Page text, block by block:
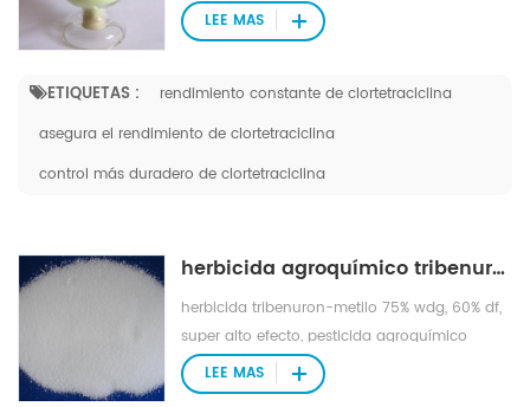
clorotetraciclina en las bacterias gram
positivas y las bacterias gram negativas se
enfermedades del ganado y las aves de
corral como la fiebre tifoidea, la disentería.
ETIQUETAS :
rendimiento constante de clortetraciclina
asegura el rendimiento de clortetraciclina
control más duradero de clortetraciclina
LEE MAS
herbicida agroquímico tribenuron-methyl 95% tech
herbicida tribenuron-metilo 75% wdg, 60% df,
super alto efecto, pesticida agroquímico
(tribenuron metil 95% tc, material técnico
disponible también)
LEE MAS